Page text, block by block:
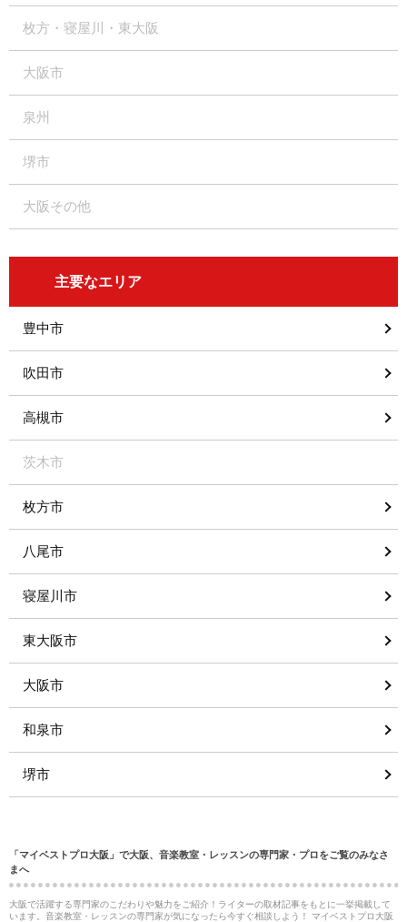
枚方・寝屋川・東大阪
大阪市
泉州
堺市
大阪その他
主要なエリア
豊中市
吹田市
高槻市
茨木市
枚方市
八尾市
寝屋川市
東大阪市
大阪市
和泉市
堺市
「マイベストプロ大阪」で大阪、音楽教室・レッスンの専門家・プロをご覧のみなさ
まへ
大阪で活躍する専門家のこだわりや魅力をご紹介！ライターの取材記事をもとに一挙掲載して
います。音楽教室・レッスンの専門家が気になったら今すぐ相談しよう！ マイベストプロ大阪